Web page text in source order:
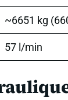
~6651 kg
57 l/min